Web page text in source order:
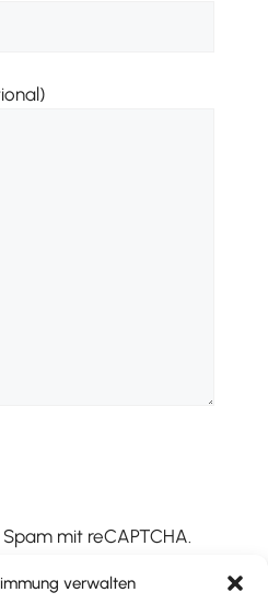
verwalten
mit reCAPTCHA.
und